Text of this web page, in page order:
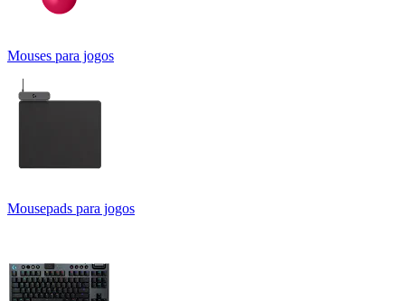
Mouses para jogos
Mousepads para jogos